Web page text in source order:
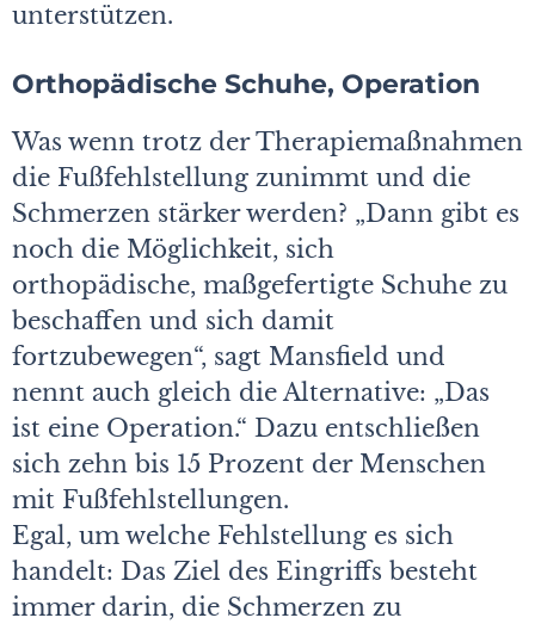
unterstützen.
Orthopädische Schuhe, Operation
Was wenn trotz der Therapiemaßnahmen
die Fußfehlstellung zunimmt und die
Schmerzen stärker werden? „Dann gibt es
noch die Möglichkeit, sich
orthopädische, maßgefertigte Schuhe zu
beschaffen und sich damit
fortzubewegen“, sagt Mansfield und
nennt auch gleich die Alternative: „Das
ist eine Operation.“ Dazu entschließen
sich zehn bis 15 Prozent der Menschen
mit Fußfehlstellungen.
Egal, um welche Fehlstellung es sich
handelt: Das Ziel des Eingriffs besteht
immer darin, die Schmerzen zu